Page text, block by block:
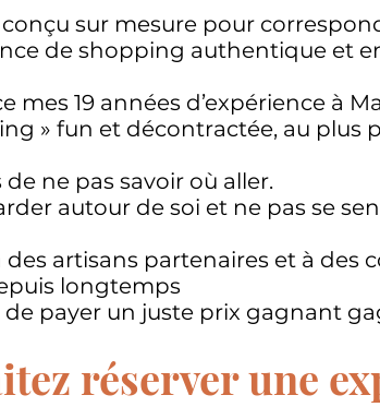
sur mesure pour
de shopping authentique et
mes 19 années d’expérience à
» fun et décontractée, au plus
ne pas savoir où aller.
autour de soi et ne pas se
des artisans partenaires et à
longtemps
de payer un juste prix gagnant
réserver une